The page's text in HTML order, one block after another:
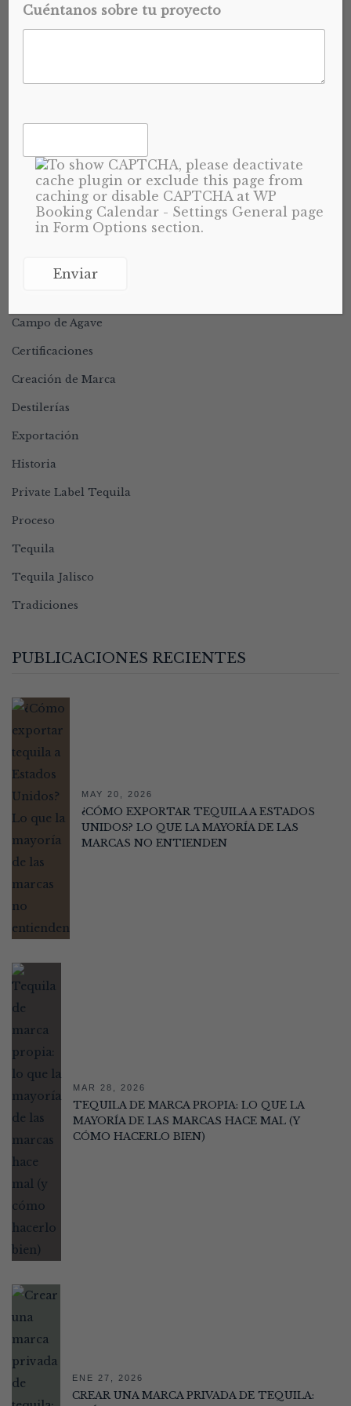
CATEGORÍAS
Campo de Agave
Certificaciones
Creación de Marca
Destilerías
Exportación
Historia
Private Label Tequila
Proceso
Tequila
Tequila Jalisco
Tradiciones
PUBLICACIONES RECIENTES
MAY 20, 2026
¿CÓMO EXPORTAR TEQUILA A ESTADOS
UNIDOS? LO QUE LA MAYORÍA DE LAS
MARCAS NO ENTIENDEN
MAR 28, 2026
TEQUILA DE MARCA PROPIA: LO QUE LA
MAYORÍA DE LAS MARCAS HACE MAL (Y
CÓMO HACERLO BIEN)
ENE 27, 2026
CREAR UNA MARCA PRIVADA DE TEQUILA:
tequila en México...
READ MORE
Cuéntanos sobre tu proyecto